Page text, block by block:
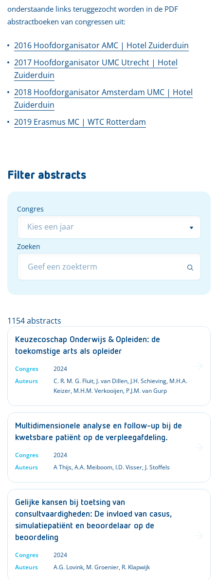
onderstaande links teruggezocht worden in de PDF
abstractboeken van congressen uit:
2016 Hoofdorganisator AMC | Hotel Zuiderduin
2017 Hoofdorganisator UMC Utrecht | Hotel
Zuiderduin
2018 Hoofdorganisator Amsterdam UMC | Hotel
Zuiderduin
2019 Erasmus MC | WTC Rotterdam
Filter abstracts
Congres
Congres
Zoeken
Zoeken
1154 abstracts
Keuzecoschap Onderwijs & Opleiden: de
toekomstige arts als opleider
Congres
2024
Auteurs
C. R. M. G. Fluit, J. van Dillen, J.H. Schieving, M.H.A.
Keizer, M.H.M. Verkooijen, P.J.M. van Gurp
Multidimensionele analyse en follow-up bij de
kwetsbare patiënt op de verpleegafdeling.
Congres
2024
Auteurs
A Thijs,A.A. Meiboom, I.D. Visser, J. Stoffels
Gelijke kansen bij toetsing van
consultvaardigheden: De invloed van casus,
simulatiepatiënt en beoordelaar op de
beoordeling
Congres
2024
Auteurs
A.G. Lovink, M. Groenier, R. Klapwijk